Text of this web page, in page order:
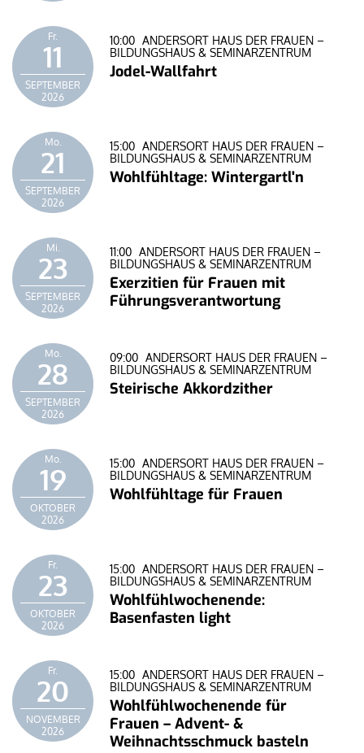
Fr.
11
SEPTEMBER
2026
10:00 ANDERSORT HAUS DER FRAUEN –
BILDUNGSHAUS & SEMINARZENTRUM
Jodel-Wallfahrt
Mo.
21
SEPTEMBER
2026
15:00 ANDERSORT HAUS DER FRAUEN –
BILDUNGSHAUS & SEMINARZENTRUM
Wohlfühltage: Wintergartl'n
Mi.
23
SEPTEMBER
2026
11:00 ANDERSORT HAUS DER FRAUEN –
BILDUNGSHAUS & SEMINARZENTRUM
Exerzitien für Frauen mit
Führungsverantwortung
Mo.
28
SEPTEMBER
2026
09:00 ANDERSORT HAUS DER FRAUEN –
BILDUNGSHAUS & SEMINARZENTRUM
Steirische Akkordzither
Mo.
19
OKTOBER
2026
15:00 ANDERSORT HAUS DER FRAUEN –
BILDUNGSHAUS & SEMINARZENTRUM
Wohlfühltage für Frauen
Fr.
23
OKTOBER
2026
15:00 ANDERSORT HAUS DER FRAUEN –
BILDUNGSHAUS & SEMINARZENTRUM
Wohlfühlwochenende:
Basenfasten light
Fr.
20
NOVEMBER
2026
15:00 ANDERSORT HAUS DER FRAUEN –
BILDUNGSHAUS & SEMINARZENTRUM
Wohlfühlwochenende für
Frauen – Advent- &
Weihnachtsschmuck basteln